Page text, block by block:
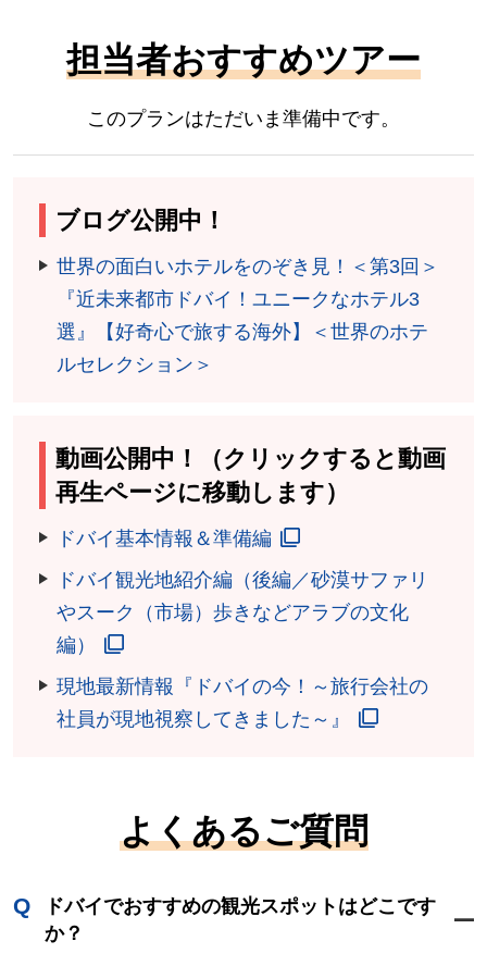
担当者おすすめツアー
このプランはただいま準備中です。
ブログ公開中！
世界の面白いホテルをのぞき見！＜第3回＞
『近未来都市ドバイ！ユニークなホテル3
選』【好奇心で旅する海外】＜世界のホテ
ルセレクション＞
動画公開中！（クリックすると動画
再生ページに移動します）
ドバイ基本情報＆準備編
ドバイ観光地紹介編（後編／砂漠サファリ
やスーク（市場）歩きなどアラブの文化
編）
現地最新情報『ドバイの今！～旅行会社の
社員が現地視察してきました～』
よくあるご質問
ドバイでおすすめの観光スポットはどこです
か？